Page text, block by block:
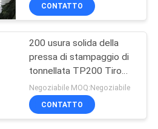
elevatore
69
rotolamento
CONTATTO
200 usura solida della
pressa di stampaggio di
tonnellata TP200 Tiro
che resiste a
2110X800X2430
millimetro
Negoziabile MOQ:Negoziabile
CONTATTO